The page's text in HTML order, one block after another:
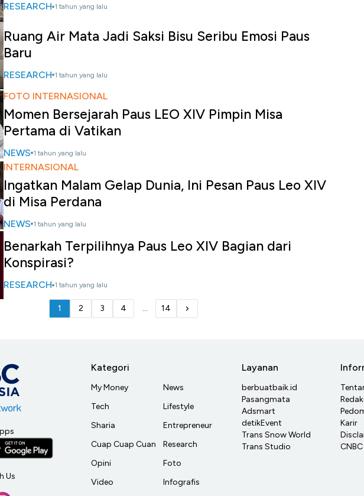
RESEARCH 1 tahun yang lalu
Ruang Air Mata Jadi Saksi Bisu Seribu Emosi Paus
Baru
RESEARCH 1 tahun yang lalu
FOTO INTERNASIONAL
Momen Bersejarah Paus LEO XIV Pimpin Misa
Pertama di Vatikan
NEWS 1 tahun yang lalu
INTERNASIONAL
Ingatkan Malam Gelap Dunia, Ini Pesan Paus Leo XIV
di Misa Perdana
NEWS 1 tahun yang lalu
Benarkah Terpilihnya Paus Leo XIV Bagian dari
Konspirasi?
RESEARCH 1 tahun yang lalu
1 2 3 4 ... 14
Us
Kategori
My Money
Tech
Sharia
Cuap Cuap Cuan
Opini
Video
News
Lifestyle
Entrepreneur
Research
Foto
Infografis
Layanan
berbuatbaik.id
Pasangmata
Adsmart
detikEvent
Trans Snow World
Trans Studio
Karir